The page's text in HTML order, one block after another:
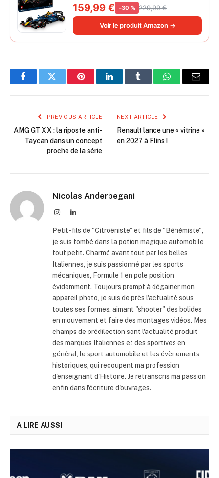
Collector pour Adulte - Inclut Un
Moteur V6 et Une boîte de Vitesses -
Idée Cadeau pour passionnés de
Formule 1 42206
159,99 € −30 % 229,99 €
Voir le produit Amazon →
FacebookTwitter PinterestLinkedInTumblr WhatsAppEmail
PREVIOUS ARTICLE
AMG GT XX : la riposte anti-
Taycan dans un concept
proche de la série
NEXT ARTICLE
Renault lance une « vitrine »
en 2027 à Flins !
Nicolas Anderbegani
InstagramLinkedIn
Petit-fils de "Citroëniste" et fils de "Béhémiste",
je suis tombé dans la potion magique automobile
tout petit. Charmé avant tout par les belles
Italiennes, je suis passionné par les sports
mécaniques, Formule 1 en pole position
évidemment. Toujours prompt à dégainer mon
appareil photo, je suis de près l'actualité sous
toutes ses formes, aimant "shooter" des bolides
en mouvement et faire des montages vidéos. Mes
champs de prédilection sont l'actualité produit
des marques Italiennes et des sportives en
général, le sport automobile et les évènements
historiques, qui recoupent ma profession
d'enseignant d'Histoire. Je retranscris ma passion
enfin dans l'écriture d'ouvrages.
A LIRE AUSSI